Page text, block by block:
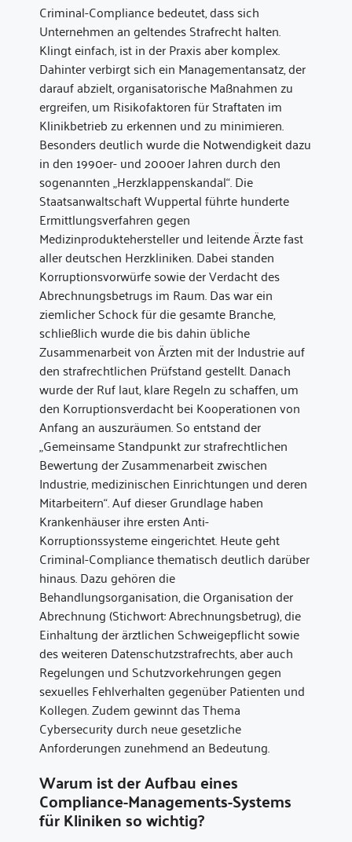
Criminal-Compliance bedeutet, dass sich
Unternehmen an geltendes Strafrecht halten.
Klingt einfach, ist in der Praxis aber komplex.
Dahinter verbirgt sich ein Managementansatz, der
darauf abzielt, organisatorische Maßnahmen zu
ergreifen, um Risikofaktoren für Straftaten im
Klinikbetrieb zu erkennen und zu minimieren.
Besonders deutlich wurde die Notwendigkeit dazu
in den 1990er- und 2000er Jahren durch den
sogenannten „Herzklappenskandal“. Die
Staatsanwaltschaft Wuppertal führte hunderte
Ermittlungsverfahren gegen
Medizinproduktehersteller und leitende Ärzte fast
aller deutschen Herzkliniken. Dabei standen
Korruptionsvorwürfe sowie der Verdacht des
Abrechnungsbetrugs im Raum. Das war ein
ziemlicher Schock für die gesamte Branche,
schließlich wurde die bis dahin übliche
Zusammenarbeit von Ärzten mit der Industrie auf
den strafrechtlichen Prüfstand gestellt. Danach
wurde der Ruf laut, klare Regeln zu schaffen, um
den Korruptionsverdacht bei Kooperationen von
Anfang an auszuräumen. So entstand der
„Gemeinsame Standpunkt zur strafrechtlichen
Bewertung der Zusammenarbeit zwischen
Industrie, medizinischen Einrichtungen und deren
Mitarbeitern“. Auf dieser Grundlage haben
Krankenhäuser ihre ersten Anti-
Korruptionssysteme eingerichtet. Heute geht
Criminal-Compliance thematisch deutlich darüber
hinaus. Dazu gehören die
Behandlungsorganisation, die Organisation der
Abrechnung (Stichwort: Abrechnungsbetrug), die
Einhaltung der ärztlichen Schweigepflicht sowie
des weiteren Datenschutzstrafrechts, aber auch
Regelungen und Schutzvorkehrungen gegen
sexuelles Fehlverhalten gegenüber Patienten und
Kollegen. Zudem gewinnt das Thema
Cybersecurity durch neue gesetzliche
Anforderungen zunehmend an Bedeutung.
Warum ist der Aufbau eines
Compliance-Managements-Systems
für Kliniken so wichtig?